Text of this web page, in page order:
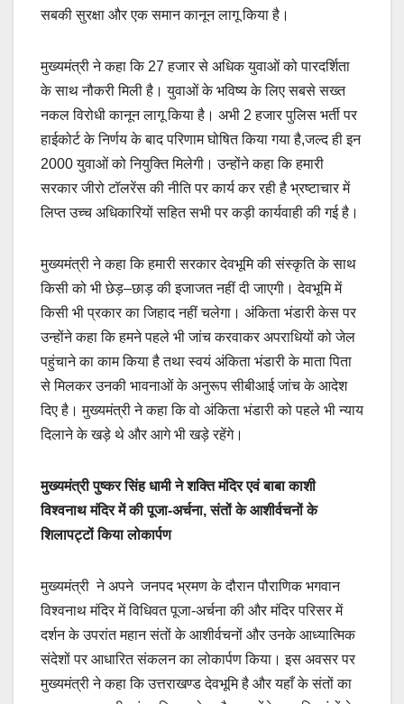
सबकी सुरक्षा और एक समान कानून लागू किया है।
मुख्यमंत्री ने कहा कि 27 हजार से अधिक युवाओं को पारदर्शिता
के साथ नौकरी मिली है। युवाओं के भविष्य के लिए सबसे सख्त
नकल विरोधी कानून लागू किया है। अभी 2 हजार पुलिस भर्ती पर
हाईकोर्ट के निर्णय के बाद परिणाम घोषित किया गया है,जल्द ही इन
2000 युवाओं को नियुक्ति मिलेगी। उन्होंने कहा कि हमारी
सरकार जीरो टॉलरेंस की नीति पर कार्य कर रही है भ्रष्टाचार में
लिप्त उच्च अधिकारियों सहित सभी पर कड़ी कार्यवाही की गई है।
मुख्यमंत्री ने कहा कि हमारी सरकार देवभूमि की संस्कृति के साथ
किसी को भी छेड़–छाड़ की इजाजत नहीं दी जाएगी। देवभूमि में
किसी भी प्रकार का जिहाद नहीं चलेगा। अंकिता भंडारी केस पर
उन्होंने कहा कि हमने पहले भी जांच करवाकर अपराधियों को जेल
पहुंचाने का काम किया है तथा स्वयं अंकिता भंडारी के माता पिता
से मिलकर उनकी भावनाओं के अनुरूप सीबीआई जांच के आदेश
दिए है। मुख्यमंत्री ने कहा कि वो अंकिता भंडारी को पहले भी न्याय
दिलाने के खड़े थे और आगे भी खड़े रहेंगे।
मुख्यमंत्री पुष्कर सिंह धामी ने शक्ति मंदिर एवं बाबा काशी
विश्वनाथ मंदिर में की पूजा-अर्चना, संतों के आशीर्वचनों के
शिलापट्टों किया लोकार्पण
मुख्यमंत्री ने अपने जनपद भ्रमण के दौरान पौराणिक भगवान
विश्वनाथ मंदिर में विधिवत पूजा-अर्चना की और मंदिर परिसर में
दर्शन के उपरांत महान संतों के आशीर्वचनों और उनके आध्यात्मिक
संदेशों पर आधारित संकलन का लोकार्पण किया। इस अवसर पर
मुख्यमंत्री ने कहा कि उत्तराखण्ड देवभूमि है और यहाँ के संतों का